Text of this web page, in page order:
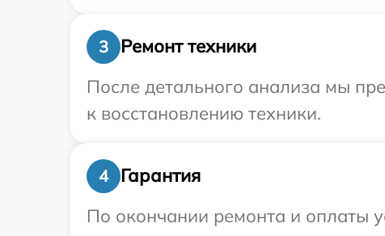
3
Ремонт техники
После детального анализа мы
к восстановлению техники.
4
Гарантия
По окончании ремонта и оплаты